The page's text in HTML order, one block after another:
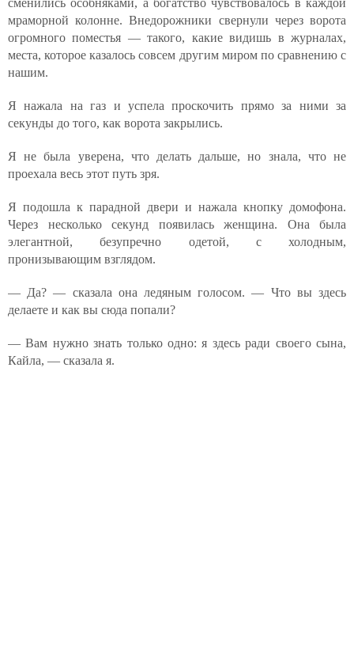
сменились особняками, а богатство чувствовалось в каждой
мраморной колонне. Внедорожники свернули через ворота
огромного поместья — такого, какие видишь в журналах,
места, которое казалось совсем другим миром по сравнению с
нашим.
Я нажала на газ и успела проскочить прямо за ними за
секунды до того, как ворота закрылись.
Я не была уверена, что делать дальше, но знала, что не
проехала весь этот путь зря.
Я подошла к парадной двери и нажала кнопку домофона.
Через несколько секунд появилась женщина. Она была
элегантной, безупречно одетой, с холодным,
пронизывающим взглядом.
— Да? — сказала она ледяным голосом. — Что вы здесь
делаете и как вы сюда попали?
— Вам нужно знать только одно: я здесь ради своего сына,
Кайла, — сказала я.